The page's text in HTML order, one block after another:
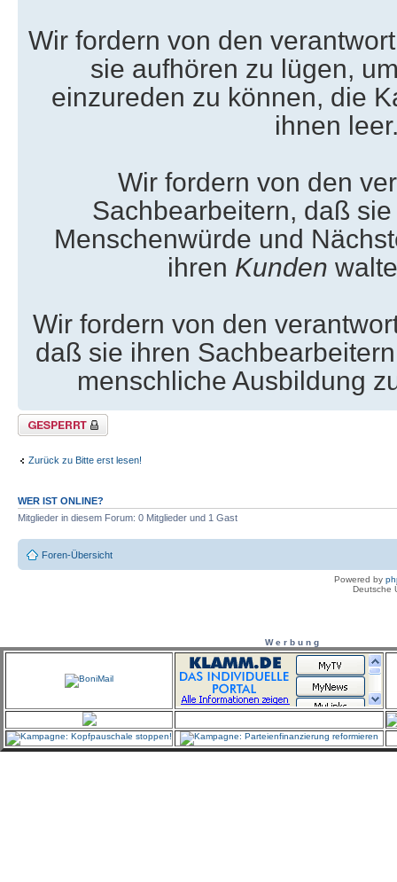
Wir fordern von den
sie aufhören zu lügen,
einzureden zu können, die
ihnen
Wir fordern von den
Sachbearbeitern, daß
Menschenwürde und
ihren Kunden
Wir fordern von den
daß sie ihren
menschliche Ausbildung
Thema gesperrt
Zurück zu Bitte erst lesen!
WER IST ONLINE?
Mitglieder in diesem Forum: 0 Mitglieder und 1 Gast
Foren-Übersicht
Powered by
Deutsche
W e r b u n g